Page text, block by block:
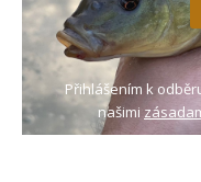
Přihlášením k
našimi